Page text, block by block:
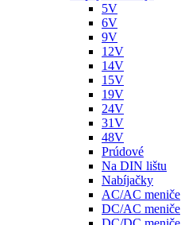
5V
6V
9V
12V
14V
15V
19V
24V
31V
48V
Prúdové
Na DIN lištu
Nabíjačky
AC/AC meniče
DC/AC meniče